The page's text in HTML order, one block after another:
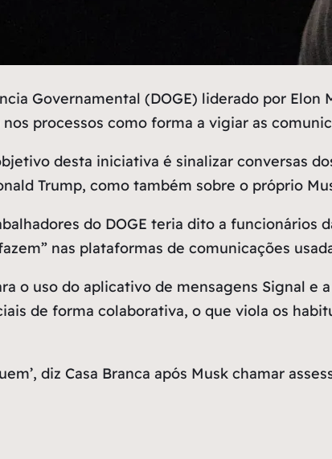
Governamental (DOGE) liderado por
processos como forma a vigiar as
desta iniciativa é sinalizar conversas
Trump, como também sobre o próprio
do DOGE teria dito a funcionários
nas plataformas de comunicações
o uso do aplicativo de mensagens Signal e
de forma colaborativa, o que viola os
diz Casa Branca após Musk chamar